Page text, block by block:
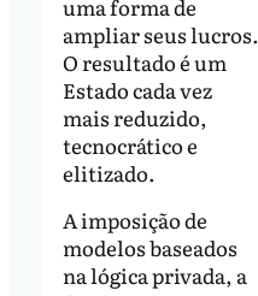
uma forma de
ampliar seus lucros.
O resultado é um
Estado cada vez
mais reduzido,
tecnocrático e
elitizado.
A imposição de
modelos baseados
na lógica privada, a